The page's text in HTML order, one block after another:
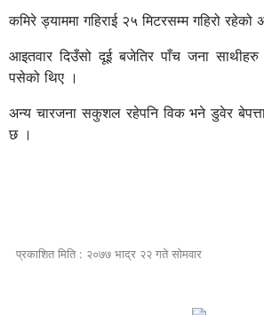
कमिरे ड्याममा गहिराई २५ मिटरसम्म गहिरो रहेको
आइतवार दिउँसो दूई बजेतिर पाँच जना साथीहरु
पसेको थिए ।
अन्य चारजना सकुशल रहेपनि विक भने डुवेर
छ ।
प्रकाशित मिति : २०७७ भाद्र २२ गते सोमवार